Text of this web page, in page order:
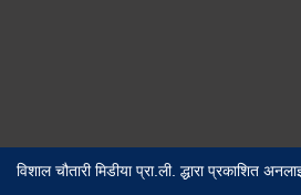
विशाल चौतारी मिडीया प्रा.ली. द्धारा प्रकाशित